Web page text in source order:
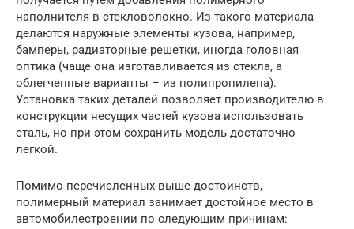
наполнителя в стекловолокно. Из такого материала
делаются наружные элементы кузова, например,
бамперы, радиаторные решетки, иногда головная
оптика (чаще она изготавливается из стекла, а
облегченные варианты – из полипропилена).
Установка таких деталей позволяет производителю в
конструкции несущих частей кузова использовать
сталь, но при этом сохранить модель достаточно
легкой.
Помимо перечисленных выше достоинств,
полимерный материал занимает достойное место в
автомобилестроении по следующим причинам: